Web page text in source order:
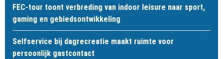
FEC-tour toont verbreding van indoor leisure naar sport,
gaming en gebiedsontwikkeling
Selfservice bij dagrecreatie maakt ruimte voor
persoonlijk gastcontact